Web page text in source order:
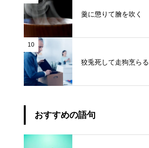
羹に懲りて膾を吹く
10
狡兎死して走狗烹らる
おすすめの語句